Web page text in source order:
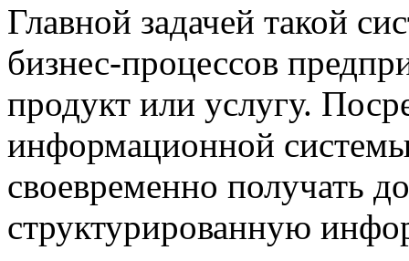
Главной задачей такой
бизнес-процессов
продукт или услугу.
информационной
своевременно получать
структурированную